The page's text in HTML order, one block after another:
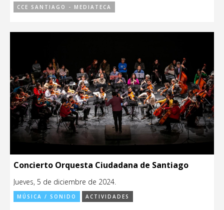
CCE SANTIAGO - MEDIATECA
Concierto Orquesta Ciudadana de Santiago
Jueves, 5 de diciembre de 2024.
MÚSICA / SONIDO ACTIVIDADES